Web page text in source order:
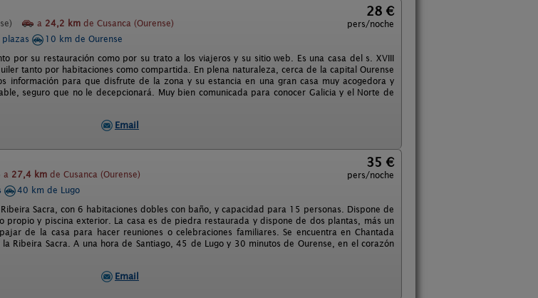
a 24,2 km de Cusanca (Ourense)
28 €
pers/noche
10 km de Ourense
por su restauración como por su trato a los viajeros y su sitio web. Es una casa del s. XVIII
tanto por habitaciones como compartida. En plena naturaleza, cerca de la capital Ourense
información para que disfrute de la zona y su estancia en una gran casa muy acogedora y
seguro que no le decepcionará. Muy bien comunicada para conocer Galicia y el Norte de
Email
a 27,4 km de Cusanca (Ourense)
35 €
pers/noche
40 km de Lugo
Sacra, con 6 habitaciones dobles con baño, y capacidad para 15 personas. Dispone de
propio y piscina exterior. La casa es de piedra restaurada y dispone de dos plantas, más un
de la casa para hacer reuniones o celebraciones familiares. Se encuentra en Chantada
Ribeira Sacra. A una hora de Santiago, 45 de Lugo y 30 minutos de Ourense, en el corazón
Email